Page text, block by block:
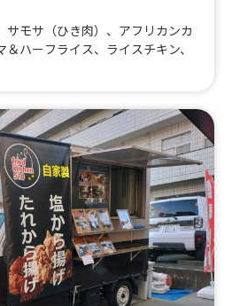
サモサ（ひき肉）、アフリカンカ
ハーフライス、ライスチキン、